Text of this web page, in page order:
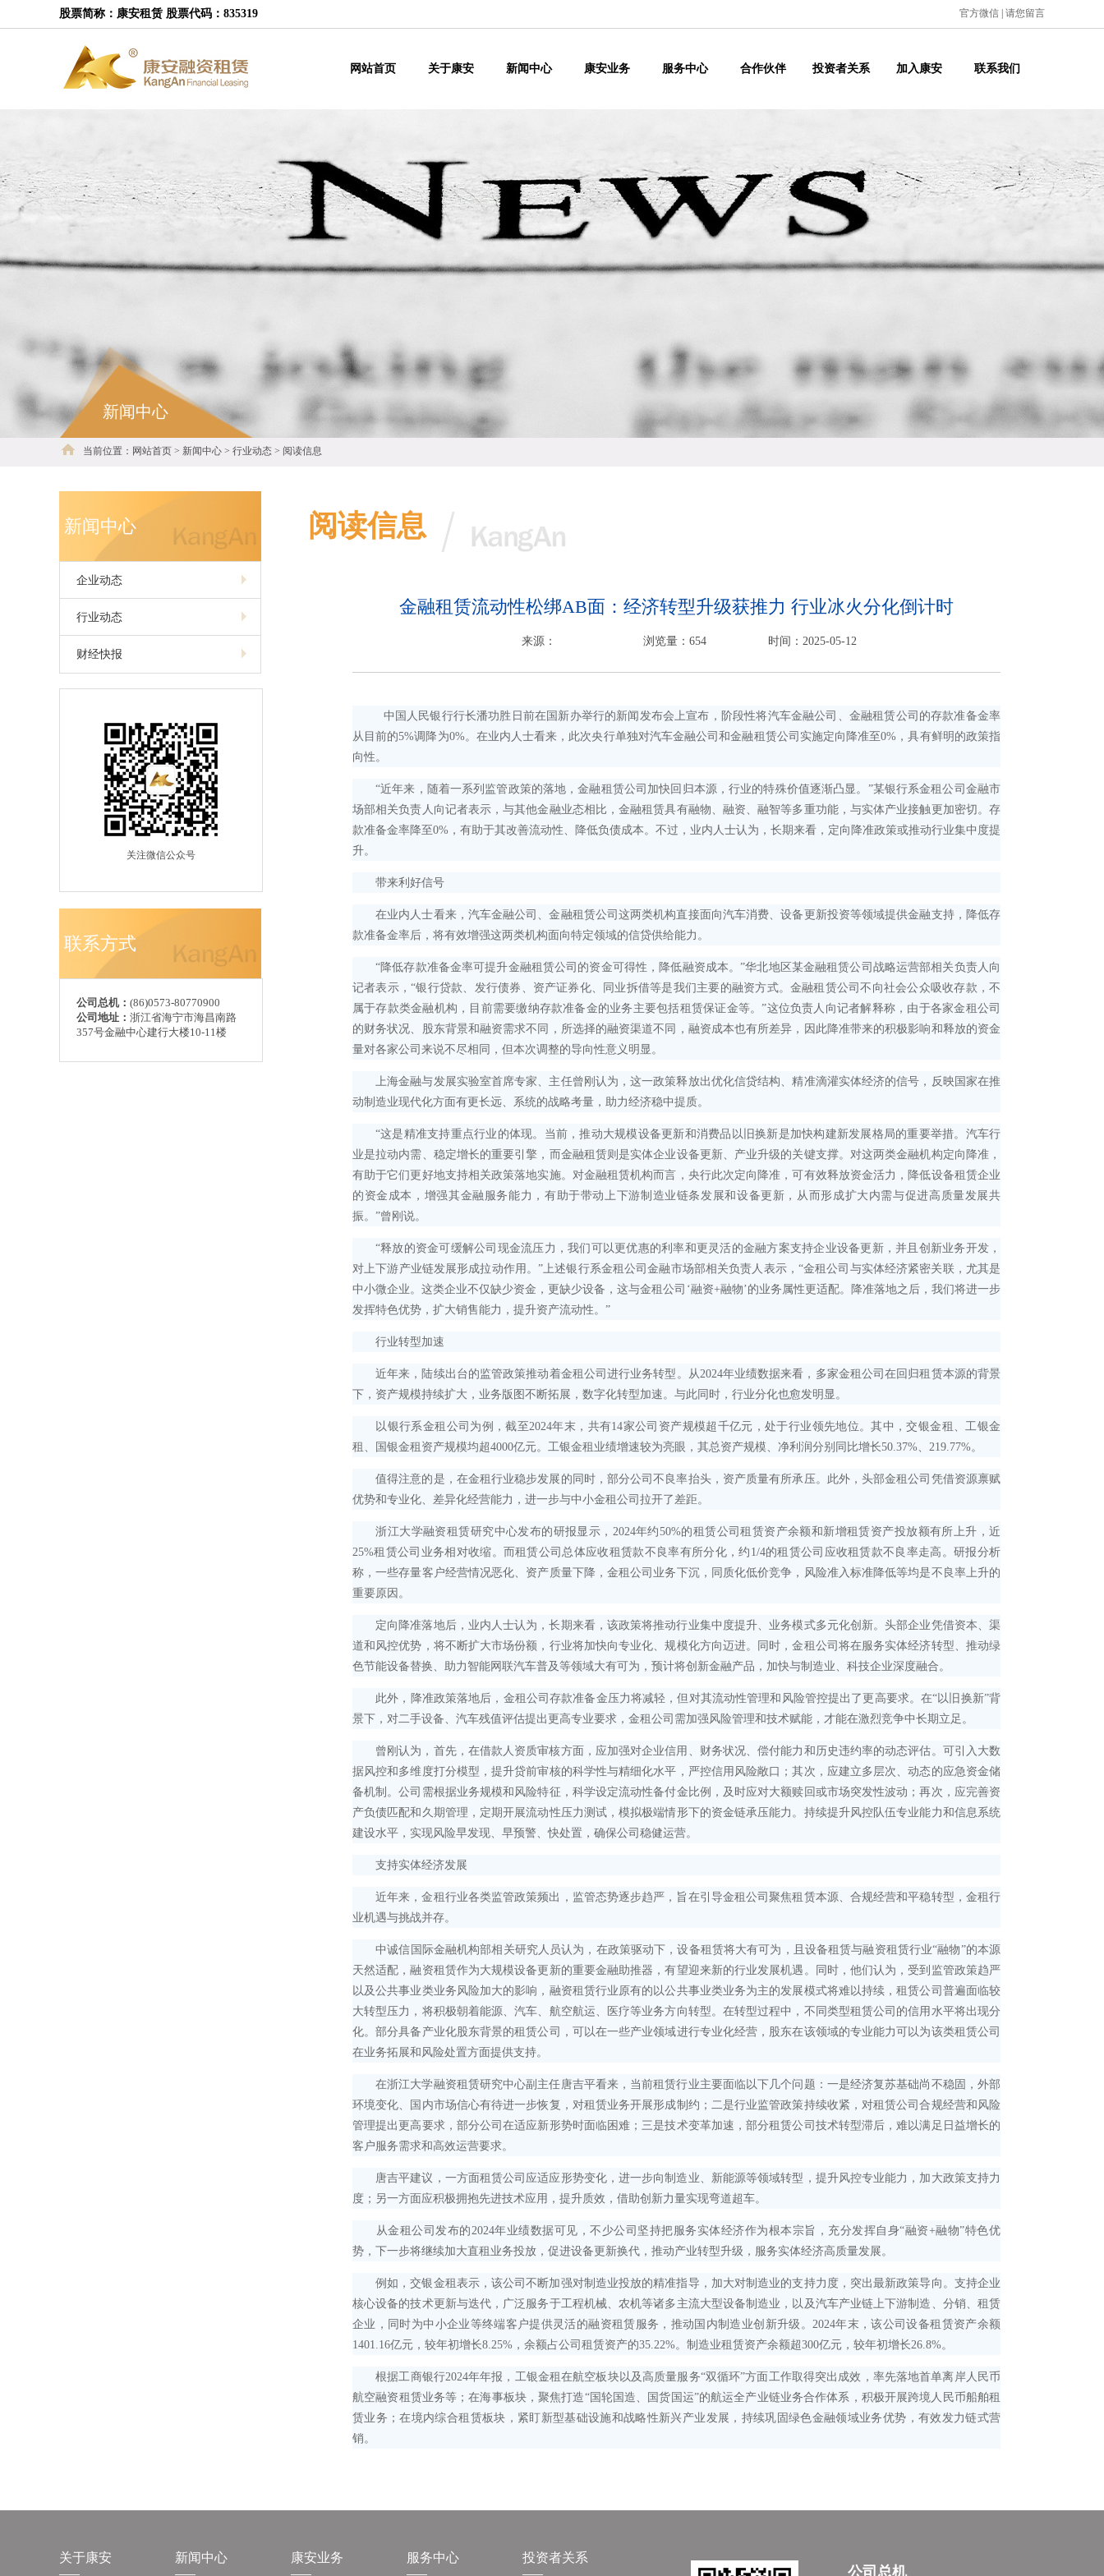
股票简称：康安租赁 股票代码：835319 官方微信 请您留言
网站首页 关于康安 新闻中心 康安业务 服务中心 合作伙伴 投资者关系 加入康安 联系我们
新闻中心
当前位置：网站首页 > 新闻中心 > 行业动态 > 阅读信息
新闻中心
企业动态
行业动态
财经快报
关注微信公众号
联系方式
公司总机： (86)0573-80770900
公司地址： 浙江省海宁市海昌南路
357号金融中心建行大楼10-11楼
阅读信息
金融租赁流动性松绑AB面：经济转型升级获推力 行业冰火分化倒计时
来源： 浏览量：654 时间：2025-05-12
中国人民银行行长潘功胜日前在国新办举行的新闻发布会上宣布，阶段性将汽车金融公司、金融租赁公司的存款准备金率
从目前的5%调降为0%。在业内人士看来，此次央行单独对汽车金融公司和金融租赁公司实施定向降准至0%，具有鲜明的政策指
向性。
“近年来，随着一系列监管政策的落地，金融租赁公司加快回归本源，行业的特殊价值逐渐凸显。”某银行系金租公司金融市
场部相关负责人向记者表示，与其他金融业态相比，金融租赁具有融物、融资、融智等多重功能，与实体产业接触更加密切。存
款准备金率降至0%，有助于其改善流动性、降低负债成本。不过，业内人士认为，长期来看，定向降准政策或推动行业集中度提
升。
带来利好信号
在业内人士看来，汽车金融公司、金融租赁公司这两类机构直接面向汽车消费、设备更新投资等领域提供金融支持，降低存
款准备金率后，将有效增强这两类机构面向特定领域的信贷供给能力。
“降低存款准备金率可提升金融租赁公司的资金可得性，降低融资成本。”华北地区某金融租赁公司战略运营部相关负责人向
记者表示，“银行贷款、发行债券、资产证券化、同业拆借等是我们主要的融资方式。金融租赁公司不向社会公众吸收存款，不
属于存款类金融机构，目前需要缴纳存款准备金的业务主要包括租赁保证金等。”这位负责人向记者解释称，由于各家金租公司
的财务状况、股东背景和融资需求不同，所选择的融资渠道不同，融资成本也有所差异，因此降准带来的积极影响和释放的资金
量对各家公司来说不尽相同，但本次调整的导向性意义明显。
上海金融与发展实验室首席专家、主任曾刚认为，这一政策释放出优化信贷结构、精准滴灌实体经济的信号，反映国家在推
动制造业现代化方面有更长远、系统的战略考量，助力经济稳中提质。
“这是精准支持重点行业的体现。当前，推动大规模设备更新和消费品以旧换新是加快构建新发展格局的重要举措。汽车行
业是拉动内需、稳定增长的重要引擎，而金融租赁则是实体企业设备更新、产业升级的关键支撑。对这两类金融机构定向降准，
有助于它们更好地支持相关政策落地实施。对金融租赁机构而言，央行此次定向降准，可有效释放资金活力，降低设备租赁企业
的资金成本，增强其金融服务能力，有助于带动上下游制造业链条发展和设备更新，从而形成扩大内需与促进高质量发展共
振。”曾刚说。
“释放的资金可缓解公司现金流压力，我们可以更优惠的利率和更灵活的金融方案支持企业设备更新，并且创新业务开发，
对上下游产业链发展形成拉动作用。”上述银行系金租公司金融市场部相关负责人表示，“金租公司与实体经济紧密关联，尤其是
中小微企业。这类企业不仅缺少资金，更缺少设备，这与金租公司‘融资+融物’的业务属性更适配。降准落地之后，我们将进一步
发挥特色优势，扩大销售能力，提升资产流动性。”
行业转型加速
近年来，陆续出台的监管政策推动着金租公司进行业务转型。从2024年业绩数据来看，多家金租公司在回归租赁本源的背景
下，资产规模持续扩大，业务版图不断拓展，数字化转型加速。与此同时，行业分化也愈发明显。
以银行系金租公司为例，截至2024年末，共有14家公司资产规模超千亿元，处于行业领先地位。其中，交银金租、工银金
租、国银金租资产规模均超4000亿元。工银金租业绩增速较为亮眼，其总资产规模、净利润分别同比增长50.37%、219.77%。
值得注意的是，在金租行业稳步发展的同时，部分公司不良率抬头，资产质量有所承压。此外，头部金租公司凭借资源禀赋
优势和专业化、差异化经营能力，进一步与中小金租公司拉开了差距。
浙江大学融资租赁研究中心发布的研报显示，2024年约50%的租赁公司租赁资产余额和新增租赁资产投放额有所上升，近
25%租赁公司业务相对收缩。而租赁公司总体应收租赁款不良率有所分化，约1/4的租赁公司应收租赁款不良率走高。研报分析
称，一些存量客户经营情况恶化、资产质量下降，金租公司业务下沉，同质化低价竞争，风险准入标准降低等均是不良率上升的
重要原因。
定向降准落地后，业内人士认为，长期来看，该政策将推动行业集中度提升、业务模式多元化创新。头部企业凭借资本、渠
道和风控优势，将不断扩大市场份额，行业将加快向专业化、规模化方向迈进。同时，金租公司将在服务实体经济转型、推动绿
色节能设备替换、助力智能网联汽车普及等领域大有可为，预计将创新金融产品，加快与制造业、科技企业深度融合。
此外，降准政策落地后，金租公司存款准备金压力将减轻，但对其流动性管理和风险管控提出了更高要求。在“以旧换新”背
景下，对二手设备、汽车残值评估提出更高专业要求，金租公司需加强风险管理和技术赋能，才能在激烈竞争中长期立足。
曾刚认为，首先，在借款人资质审核方面，应加强对企业信用、财务状况、偿付能力和历史违约率的动态评估。可引入大数
据风控和多维度打分模型，提升贷前审核的科学性与精细化水平，严控信用风险敞口；其次，应建立多层次、动态的应急资金储
备机制。公司需根据业务规模和风险特征，科学设定流动性备付金比例，及时应对大额赎回或市场突发性波动；再次，应完善资
产负债匹配和久期管理，定期开展流动性压力测试，模拟极端情形下的资金链承压能力。持续提升风控队伍专业能力和信息系统
建设水平，实现风险早发现、早预警、快处置，确保公司稳健运营。
支持实体经济发展
近年来，金租行业各类监管政策频出，监管态势逐步趋严，旨在引导金租公司聚焦租赁本源、合规经营和平稳转型，金租行
业机遇与挑战并存。
中诚信国际金融机构部相关研究人员认为，在政策驱动下，设备租赁将大有可为，且设备租赁与融资租赁行业“融物”的本源
天然适配，融资租赁作为大规模设备更新的重要金融助推器，有望迎来新的行业发展机遇。同时，他们认为，受到监管政策趋严
以及公共事业类业务风险加大的影响，融资租赁行业原有的以公共事业类业务为主的发展模式将难以持续，租赁公司普遍面临较
大转型压力，将积极朝着能源、汽车、航空航运、医疗等业务方向转型。在转型过程中，不同类型租赁公司的信用水平将出现分
化。部分具备产业化股东背景的租赁公司，可以在一些产业领域进行专业化经营，股东在该领域的专业能力可以为该类租赁公司
在业务拓展和风险处置方面提供支持。
在浙江大学融资租赁研究中心副主任唐吉平看来，当前租赁行业主要面临以下几个问题：一是经济复苏基础尚不稳固，外部
环境变化、国内市场信心有待进一步恢复，对租赁业务开展形成制约；二是行业监管政策持续收紧，对租赁公司合规经营和风险
管理提出更高要求，部分公司在适应新形势时面临困难；三是技术变革加速，部分租赁公司技术转型滞后，难以满足日益增长的
客户服务需求和高效运营要求。
唐吉平建议，一方面租赁公司应适应形势变化，进一步向制造业、新能源等领域转型，提升风控专业能力，加大政策支持力
度；另一方面应积极拥抱先进技术应用，提升质效，借助创新力量实现弯道超车。
从金租公司发布的2024年业绩数据可见，不少公司坚持把服务实体经济作为根本宗旨，充分发挥自身“融资+融物”特色优
势，下一步将继续加大直租业务投放，促进设备更新换代，推动产业转型升级，服务实体经济高质量发展。
例如，交银金租表示，该公司不断加强对制造业投放的精准指导，加大对制造业的支持力度，突出最新政策导向。支持企业
核心设备的技术更新与迭代，广泛服务于工程机械、农机等诸多主流大型设备制造业，以及汽车产业链上下游制造、分销、租赁
企业，同时为中小企业等终端客户提供灵活的融资租赁服务，推动国内制造业创新升级。2024年末，该公司设备租赁资产余额
1401.16亿元，较年初增长8.25%，余额占公司租赁资产的35.22%。制造业租赁资产余额超300亿元，较年初增长26.8%。
根据工商银行2024年年报，工银金租在航空板块以及高质量服务“双循环”方面工作取得突出成效，率先落地首单离岸人民币
航空融资租赁业务等；在海事板块，聚焦打造“国轮国造、国货国运”的航运全产业链业务合作体系，积极开展跨境人民币船舶租
赁业务；在境内综合租赁板块，紧盯新型基础设施和战略性新兴产业发展，持续巩固绿色金融领域业务优势，有效发力链式营
销。
关于康安 新闻中心 康安业务 服务中心 投资者关系
公司总机